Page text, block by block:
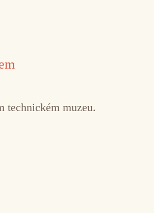
technickém muzeu.